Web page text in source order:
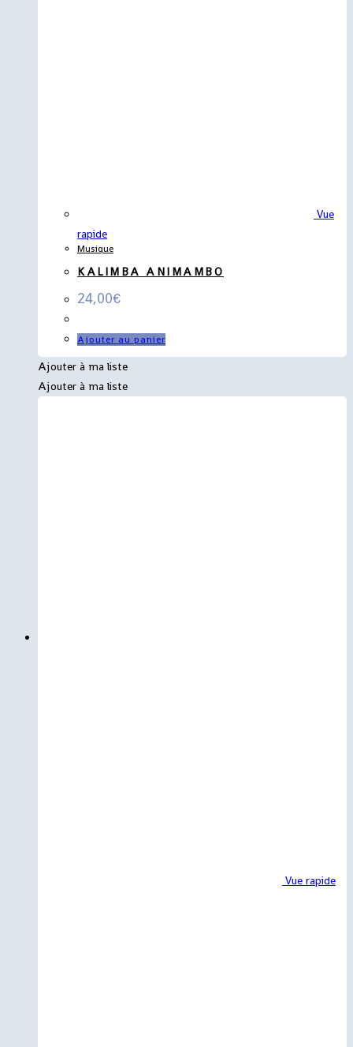
Vue
rapide
Musique
KALIMBA ANIMAMBO
24,00€
Ajouter au panier
Ajouter à ma liste
Ajouter à ma liste
Vue rapide